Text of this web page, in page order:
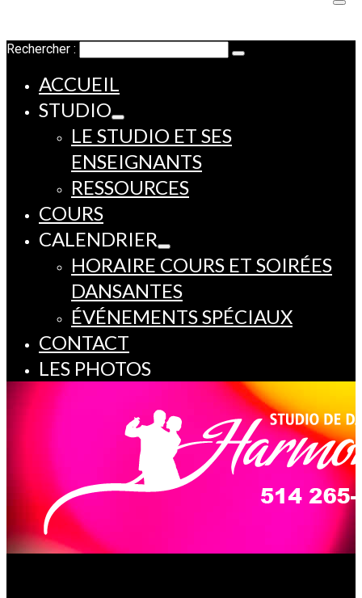
Rechercher :
ACCUEIL
STUDIO
LE STUDIO ET SES
ENSEIGNANTS
RESSOURCES
COURS
CALENDRIER
HORAIRE COURS ET SOIRÉES
DANSANTES
ÉVÉNEMENTS SPÉCIAUX
CONTACT
LES PHOTOS